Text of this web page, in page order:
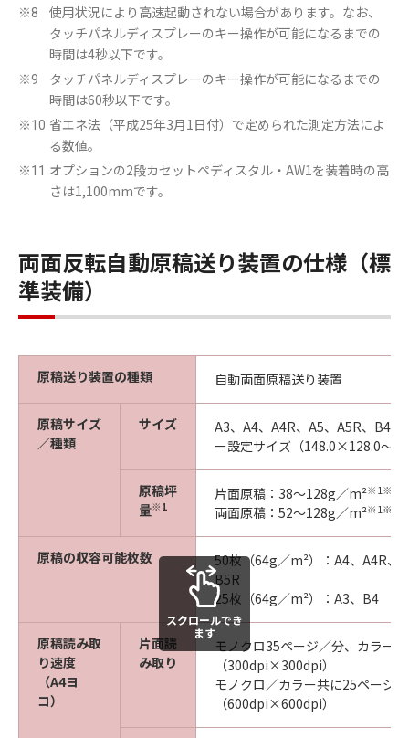
※8
使用状況により高速起動されない場合があります。なお、
タッチパネルディスプレーのキー操作が可能になるまでの
時間は4秒以下です。
※9
タッチパネルディスプレーのキー操作が可能になるまでの
時間は60秒以下です。
※10 省エネ法（平成25年3月1日付）で定められた測定方法によ
る数値。
※11 オプションの2段カセットペディスタル・AW1を装着時の高
さは1,100mmです。
両面反転自動原稿送り装置の仕様（標
準装備）
原稿送り装置の種類 自動両面原稿送り装置
原稿サイズ
／種類
サイズ
A3、A4、A4R、A5、A5R、B4
ー設定サイズ（148.0×128.0～
原稿坪
量※1
片面原稿：38～128g／m²※1 ※2
両面原稿：52～128g／m²※1 ※3
原稿の収容可能枚数
50枚（64g／m²）：A4、A4R、
B5R
25枚（64g／m²）：A3、B4
原稿読み取
り速度
（A4ヨ
コ）
片面読
み取り
モノクロ35ページ／分、カラー
（300dpi×300dpi）
モノクロ／カラー共に25ページ
（600dpi×600dpi）
スクロールでき
ます